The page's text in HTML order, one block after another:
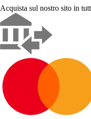
Acquista sul nostro sito in